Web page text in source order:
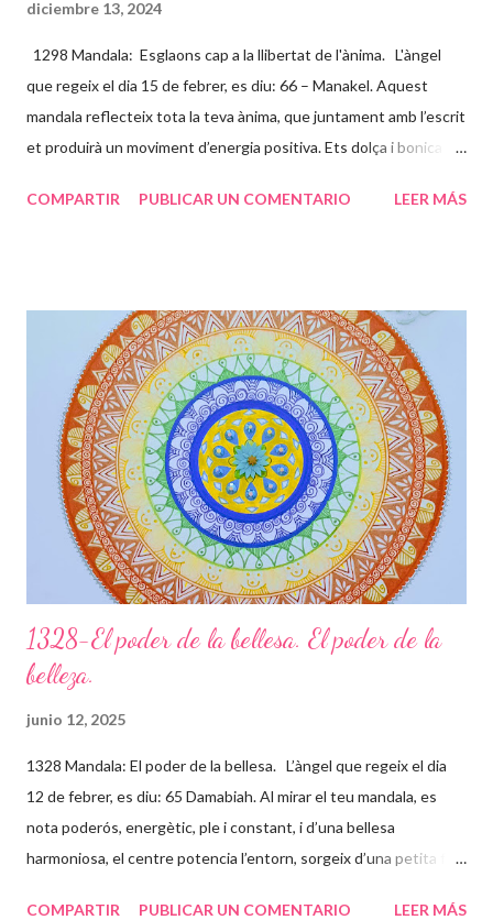
diciembre 13, 2024
1298 Mandala: Esglaons cap a la llibertat de l'ànima. L'àngel
que regeix el dia 15 de febrer, es diu: 66 – Manakel. Aquest
mandala reflecteix tota la teva ànima, que juntament amb l’escrit
et produirà un moviment d’energia positiva. Ets dolça i bonica
causes socials i t’entregues amb molt d’amor incondicional, per
trobant en aquest camí, que et toca viure, uns es pugen ràpids i
fàcils, d’altres lents i feixucs, però els vas superant fins arribar
juntament amb l’energia cap al lloc on ets TU realment. Les
papallones que t’acompanyen t’ajuden a transformar-te i que
puguis gaudir de tot el potencial meravellós que tens. Agraeix a
la vida tot el que et dóna, sigui b...
COMPARTIR PUBLICAR UN COMENTARIO LEER MÁS
1328-El poder de la bellesa. El poder de la
belleza.
junio 12, 2025
1328 Mandala: El poder de la bellesa. L’àngel que regeix el dia
12 de febrer, es diu: 65 Damabiah. Al mirar el teu mandala, es
nota poderós, energètic, ple i constant, i d’una bellesa
harmoniosa, el centre potencia l’entorn, sorgeix d’una petita flor
COMPARTIR PUBLICAR UN COMENTARIO LEER MÁS